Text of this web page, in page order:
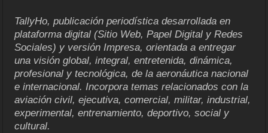
TallyHo, publicación periodística desarrollada en
plataforma digital (Sitio Web, Papel Digital y Redes
Sociales) y versión Impresa, orientada a entregar
una visión global, integral, entretenida, dinámica,
profesional y tecnológica, de la aeronáutica nacional
e internacional. Incorpora temas relacionados con la
aviación civil, ejecutiva, comercial, militar, industrial,
experimental, entrenamiento, deportivo, social y
cultural.